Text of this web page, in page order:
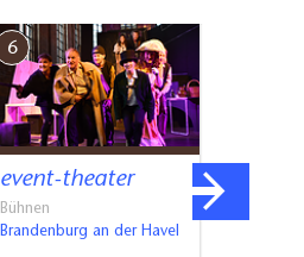
6
event-theater
Bühnen
Brandenburg an der Havel